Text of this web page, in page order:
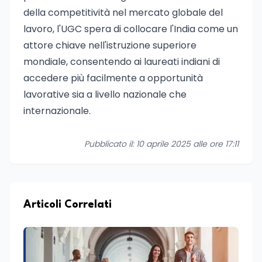
della competitività nel mercato globale del
lavoro, l'UGC spera di collocare l'India come un
attore chiave nell'istruzione superiore
mondiale, consentendo ai laureati indiani di
accedere più facilmente a opportunità
lavorative sia a livello nazionale che
internazionale.
Pubblicato il: 10 aprile 2025 alle ore 17:11
Articoli Correlati